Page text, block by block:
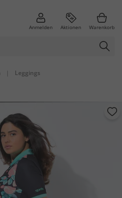
Anmelden Aktionen Warenkorb
| Leggings